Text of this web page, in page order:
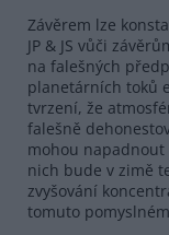
Závěrem lze
JP & JS vůči
na falešných
planetárních toků
tvrzení, že
falešně
mohou
nich bude v zimě
zvyšování
tomuto